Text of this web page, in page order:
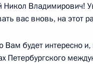
Владимирович!
вас вновь, на этот
будет интересно
Петербургского